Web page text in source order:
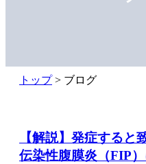
トップ> ブログ
【解説】発症すると
伝染性腹膜炎（FIP